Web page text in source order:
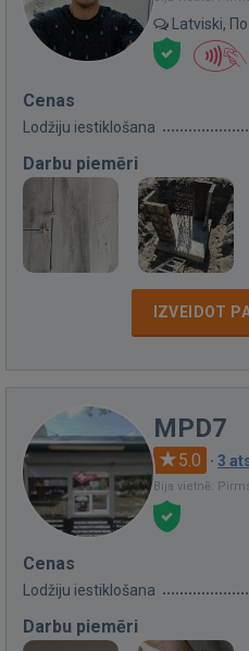
Latviski,
Cenas
Lodžiju iestiklošana
Darbu piemēri
IZVEIDOT
MPD7
5.0 · 3
Bija vietnē:
Cenas
Lodžiju iestiklošana
Darbu piemēri